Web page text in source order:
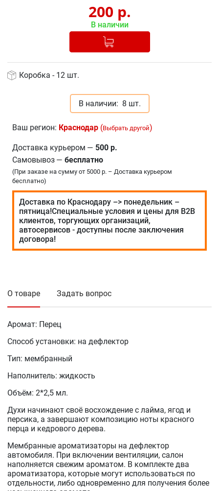
200 р.
В наличии
Добавлено в корзину
Коробка - 12 шт.
В наличии: 8 шт.
Ваш регион: Краснодар (Выбрать другой)
Доставка курьером — 500 р.
Самовывоз — бесплатно
(При заказе на сумму от 5000 р. – Доставка курьером
бесплатно)
Доставка по Краснодару –> понедельник –
пятница!Специальные условия и цены для В2В
клиентов, торгующих организаций,
автосервисов - доступны после заключения
договора!
О товаре Задать вопрос
Аромат: Перец
Способ установки: на дефлектор
Тип: мембранный
Наполнитель: жидкость
Объём: 2*2,5 мл.
Духи начинают своё восхождение с лайма, ягод и
персика, а завершают композицию ноты красного
перца и кедрового дерева.
Мембранные ароматизаторы на дефлектор
автомобиля. При включении вентиляции, салон
наполняется свежим ароматом. В комплекте два
ароматизатора, которые могут использоваться по
отдельности, либо одновременно для получения более